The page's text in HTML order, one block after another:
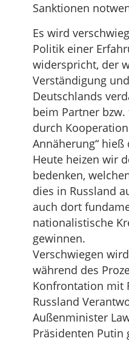
Sanktionen
Es wird
Politik einer
widerspricht, der
Verständigung
Deutschlands
beim Partner
durch
Annäherung“
Heute heizen wir
bedenken,
dies in Russland
auch dort
nationalistische
gewinnen.
Verschwiegen
während des
Konfrontation mit
Russland
Außenminister
Präsidenten Putin